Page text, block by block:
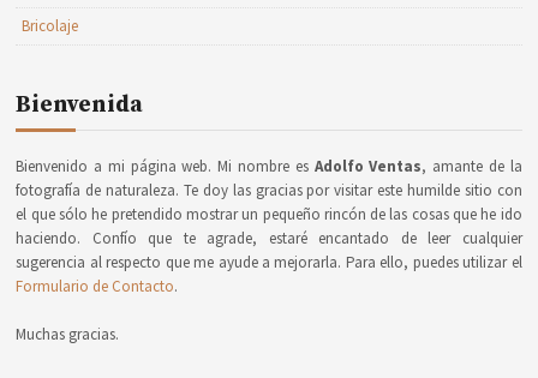
Bricolaje
Bienvenida
Bienvenido a mi página web. Mi nombre es Adolfo Ventas, amante de la
fotografía de naturaleza. Te doy las gracias por visitar este humilde sitio con
el que sólo he pretendido mostrar un pequeño rincón de las cosas que he ido
haciendo. Confío que te agrade, estaré encantado de leer cualquier
sugerencia al respecto que me ayude a mejorarla. Para ello, puedes utilizar el
Formulario de Contacto.
Muchas gracias.